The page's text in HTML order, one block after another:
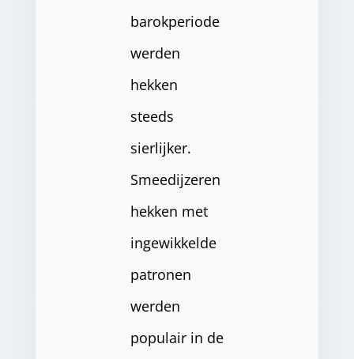
barokperiode
werden
hekken
steeds
sierlijker.
Smeedijzeren
hekken met
ingewikkelde
patronen
werden
populair in de